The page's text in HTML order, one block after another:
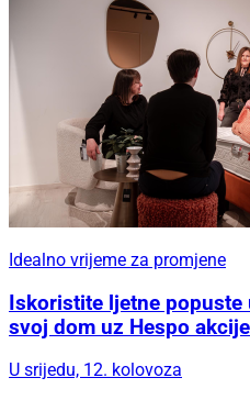
Idealno vrijeme za promjene
Iskoristite ljetne
svoj dom uz Hespo akcije
U srijedu, 12. kolovoza